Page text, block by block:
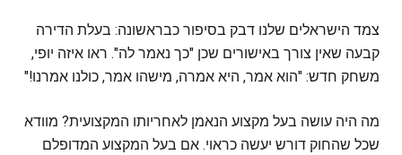
צמד הישראלים שלנו דבק בסיפור כבראשונה: בעלת הדירה
קבעה שאין צורך באישורים שכן "כך נאמר לה". ראו איזה יופי,
משחק חדש: "הוא אמר, היא אמרה, מישהו אמר, כולנו אמרנו!"
מה היה עושה בעל מקצוע הנאמן לאחריותו המקצועית? מוודא
שכל שהחוק דורש יעשה כראוי. אם בעל המקצוע המדופלם